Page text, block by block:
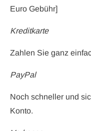
Euro Gebühr]
Kreditkarte
Zahlen Sie ganz
PayPal
Noch schneller und
Konto.